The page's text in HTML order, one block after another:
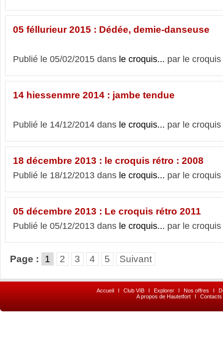
05 féllurieur 2015 : Dédée, demie-danseuse
Publié le 05/02/2015 dans le croquis... par le
14 hiessenmre 2014 : jambe tendue
Publié le 14/12/2014 dans le croquis... par le
18 décembre 2013 : le croquis rétro : 2008
Publié le 18/12/2013 dans le croquis... par le
05 décembre 2013 : Le croquis rétro 2011
Publié le 05/12/2013 dans le croquis... par le
Page : 1 2 3 4 5 Suivant
Accueil I Club VIB I Explorer I Nos offres I
A propos de Hautetfort
I Contacts